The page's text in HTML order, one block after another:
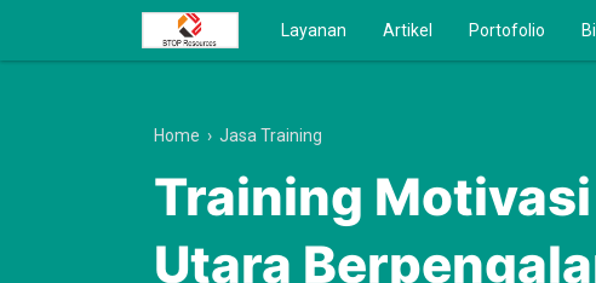
Layanan Artikel Portofolio
Home › Jasa Training
Training
Utara